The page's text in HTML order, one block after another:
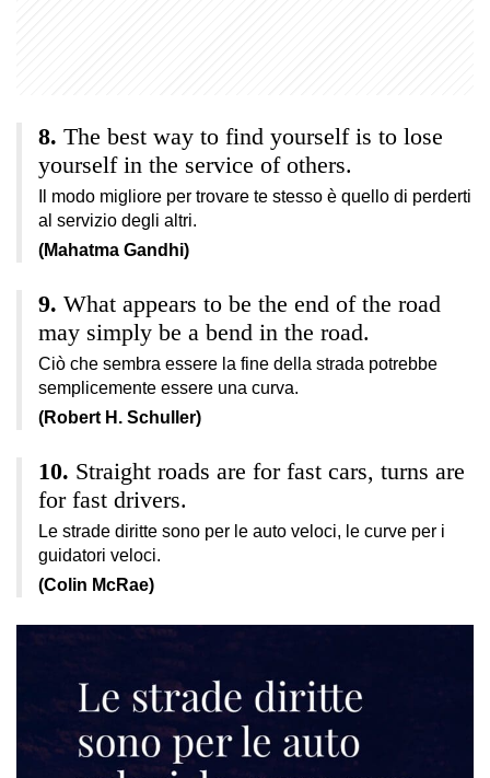
The best way to find yourself is to lose
yourself in the service of others.
Il modo migliore per trovare te stesso è quello di perderti
al servizio degli altri.
(Mahatma Gandhi)
What appears to be the end of the road
may simply be a bend in the road.
Ciò che sembra essere la fine della strada potrebbe
semplicemente essere una curva.
(Robert H. Schuller)
Straight roads are for fast cars, turns are
for fast drivers.
Le strade diritte sono per le auto veloci, le curve per i
guidatori veloci.
(Colin McRae)